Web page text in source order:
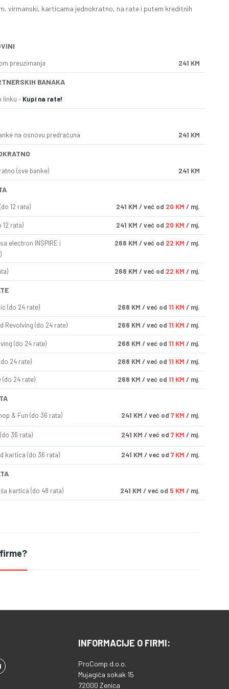
virmanski, karticama jednokratno, na rate i putem kreditnih
preuzimanja 241 KM
BANAKA
linku - Kupi na rate!
na osnovu predračuna 241 KM
(sve banke) 241 KM
12 rata) 241 KM / već od 20 KM / mj.
12 rata) 241 KM / već od 20 KM / mj.
electron INSPIRE i
268 KM / već od 22 KM / mj.
268 KM / već od 22 KM / mj.
(do 24 rate) 268 KM / već od 11 KM / mj.
Revolving (do 24 rate) 268 KM / već od 11 KM / mj.
(do 24 rate) 268 KM / već od 11 KM / mj.
24 rate) 268 KM / već od 11 KM / mj.
(do 24 rate) 268 KM / već od 11 KM / mj.
& Fun (do 36 rata) 241 KM / već od 7 KM / mj.
36 rata) 241 KM / već od 7 KM / mj.
kartica (do 36 rata) 241 KM / već od 7 KM / mj.
kartica (do 48 rata) 241 KM / već od 5 KM / mj.
INFORMACIJE O FIRMI:
ProComp d.o.o.
Mujagića sokak 15
72000 Zenica